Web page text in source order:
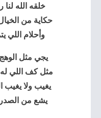
خلقه الله
حكاية من
وأحلام اللي
يجي مثل الوهج
مثل كف اللي
يغيب ولا يغيب
يشع من